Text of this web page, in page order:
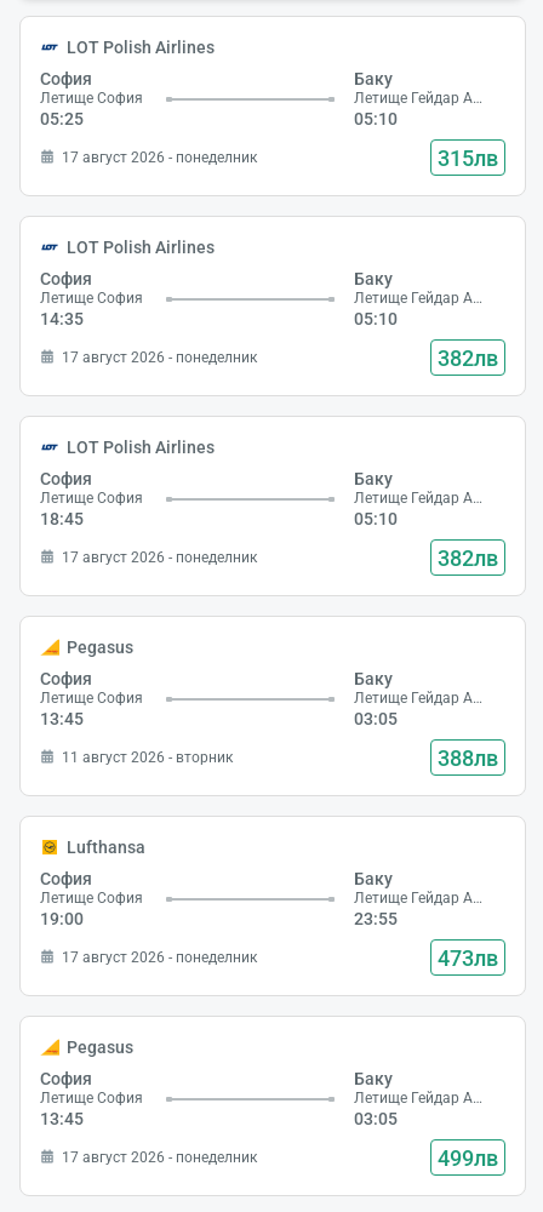
LOT Polish Airlines
София
Летище София
05:25
Баку
Летище Гейдар Алиев
05:10
17 август 2026 - понеделник 315лв
LOT Polish Airlines
София
Летище София
14:35
Баку
Летище Гейдар Алиев
05:10
17 август 2026 - понеделник 382лв
LOT Polish Airlines
София
Летище София
18:45
Баку
Летище Гейдар Алиев
05:10
17 август 2026 - понеделник 382лв
Pegasus
София
Летище София
13:45
Баку
Летище Гейдар Алиев
03:05
11 август 2026 - вторник 388лв
Lufthansa
София
Летище София
19:00
Баку
Летище Гейдар Алиев
23:55
17 август 2026 - понеделник 473лв
Pegasus
София
Летище София
13:45
Баку
Летище Гейдар Алиев
03:05
17 август 2026 - понеделник 499лв